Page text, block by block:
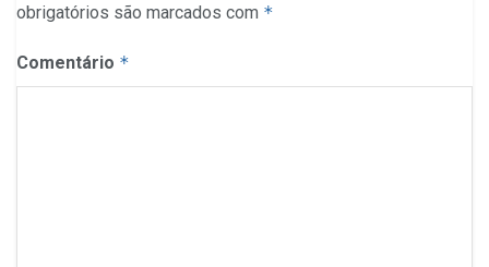
obrigatórios são marcados com *
Comentário *